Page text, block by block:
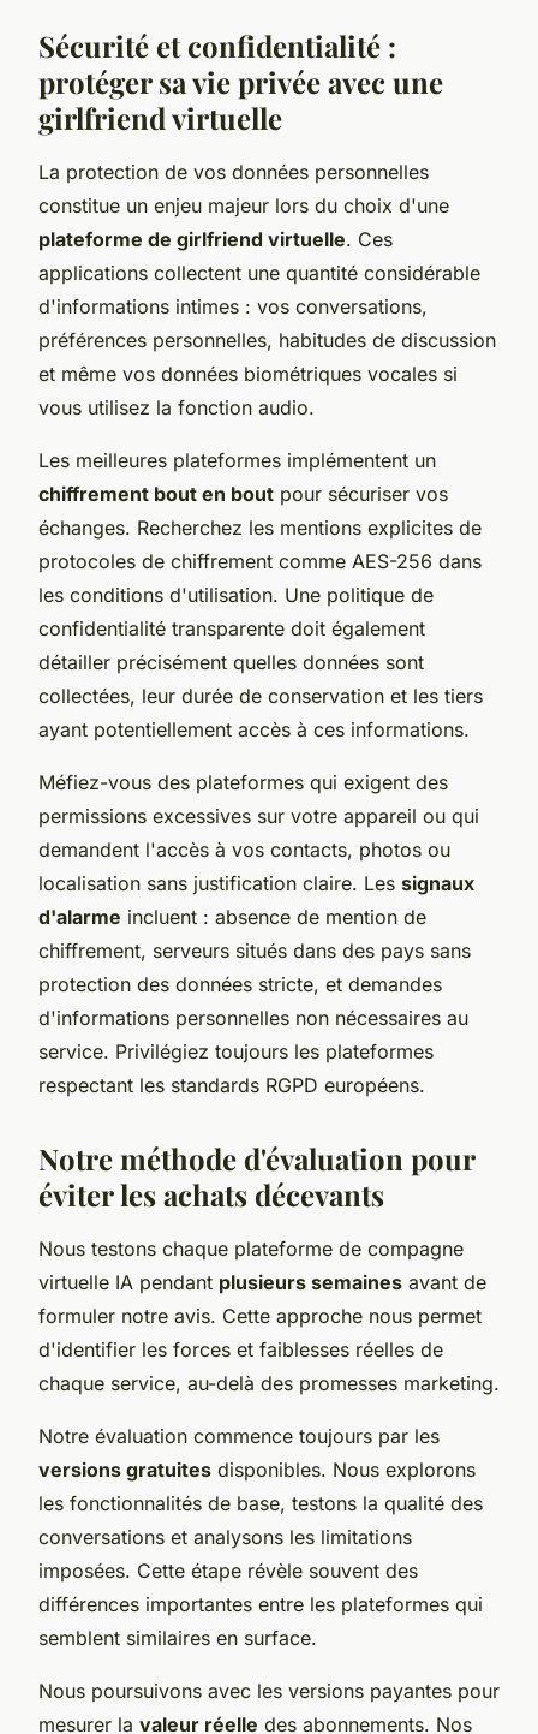
Sécurité et confidentialité :
protéger sa vie privée avec une
girlfriend virtuelle
La protection de vos données personnelles
constitue un enjeu majeur lors du choix d'une
plateforme de girlfriend virtuelle. Ces
applications collectent une quantité considérable
d'informations intimes : vos conversations,
préférences personnelles, habitudes de discussion
et même vos données biométriques vocales si
vous utilisez la fonction audio.
Les meilleures plateformes implémentent un
chiffrement bout en bout pour sécuriser vos
échanges. Recherchez les mentions explicites de
protocoles de chiffrement comme AES-256 dans
les conditions d'utilisation. Une politique de
confidentialité transparente doit également
détailler précisément quelles données sont
collectées, leur durée de conservation et les tiers
ayant potentiellement accès à ces informations.
Méfiez-vous des plateformes qui exigent des
permissions excessives sur votre appareil ou qui
demandent l'accès à vos contacts, photos ou
localisation sans justification claire. Les signaux
d'alarme incluent : absence de mention de
chiffrement, serveurs situés dans des pays sans
protection des données stricte, et demandes
d'informations personnelles non nécessaires au
service. Privilégiez toujours les plateformes
respectant les standards RGPD européens.
Notre méthode d'évaluation pour
éviter les achats décevants
Nous testons chaque plateforme de compagne
virtuelle IA pendant plusieurs semaines avant de
formuler notre avis. Cette approche nous permet
d'identifier les forces et faiblesses réelles de
chaque service, au-delà des promesses marketing.
Notre évaluation commence toujours par les
versions gratuites disponibles. Nous explorons
les fonctionnalités de base, testons la qualité des
conversations et analysons les limitations
imposées. Cette étape révèle souvent des
différences importantes entre les plateformes qui
semblent similaires en surface.
Nous poursuivons avec les versions payantes pour
mesurer la valeur réelle des abonnements. Nos